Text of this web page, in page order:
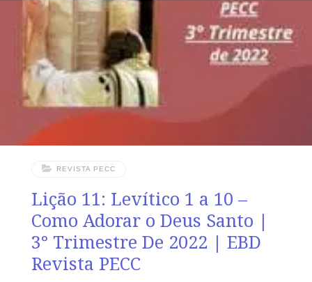
página. ORIENTAÇÃO PEDAGÓGICA Em Levítico 16 a
17 há 34 e 16 versos, respectivamente. Sugerimos
começar a aula lendo, com todos os presentes, Levítico
16.1- 14 (5 a 7 min.). A revista funciona como
REVISTA PECC
Lição 11: Levítico 1 a 10 –
Como Adorar o Deus Santo |
3° Trimestre De 2022 | EBD
Revista PECC